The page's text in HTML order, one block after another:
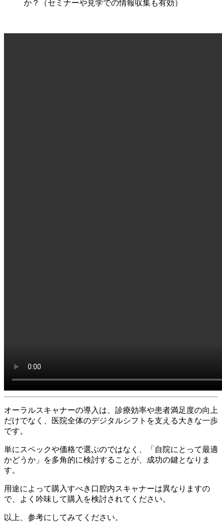
か？（セミナーや見学での情報収集も有効）
オーラルスキャナーの導入は、診療効率や患者満足度の向上
だけでなく、医院全体のデジタルシフトを支える大きな一歩
です。
単にスペックや価格で選ぶのではなく、「自院にとって最適
かどうか」を多角的に検討することが、成功の鍵となりま
す。
用途によって購入すべき口腔内スキャナーは異なりますの
で、よく吟味して購入を検討されてください。
以上、参考にしてみてください。